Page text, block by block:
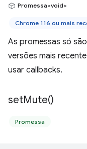
Promessa<void>
Chrome 116 ou mais
As promessas só
versões mais
usar callbacks.
setMute()
Promessa